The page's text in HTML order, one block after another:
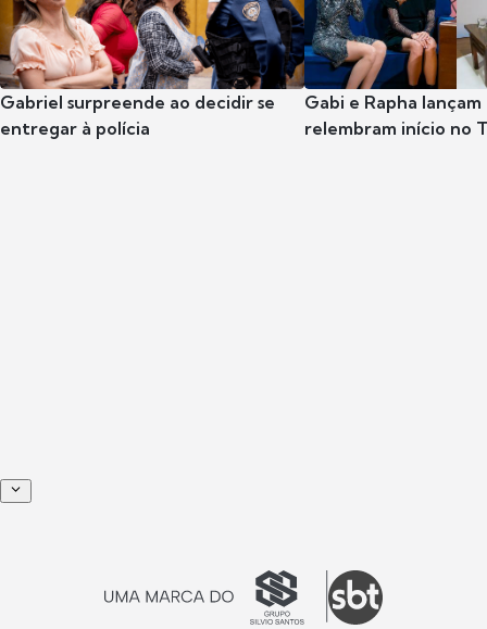
Gabriel surpreende ao decidir se
entregar à polícia
Gabi e Rapha
relembram início no